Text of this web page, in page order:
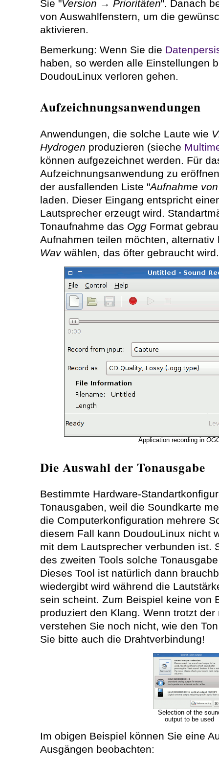
Sie "Version → Prioritäten". Danach
von Auswahlfenstern, um die
aktivieren.
Bemerkung: Wenn Sie die
haben, so werden alle Einstellungen
DoudouLinux verloren gehen.
Aufzeichnungsanwendungen
Anwendungen, die solche Laute wie
Hydrogen produzieren (sieche
können aufgezeichnet werden. Für
Aufzeichnungsanwendung zu
der ausfallenden Liste "Aufnahme
laden. Dieser Eingang entspricht
Lautsprecher erzeugt wird.
Tonaufnahme das OggFormat
Aufnahmen teilen möchten, alternativ
Wavwählen, das öfter gebraucht wird.
Application recording in
Die Auswahl der Tonausgabe
Bestimmte Hardware-
Tonausgaben, weil die Soundkarte
die Computerkonfiguration mehrere
diesem Fall kann DoudouLinux nicht
mit dem Lautsprecher verbunden ist.
des zweiten Tools solche
Dieses Tool ist natürlich dann
wiedergibt wird während die
sein scheint. Zum Beispiel keine von
produziert den Klang. Wenn trotzt
verstehen Sie noch nicht, wie den
Sie bitte auch die Drahtverbindung!
Selection of the
output to be used
Im obigen Beispiel können Sie eine
Ausgängen beobachten: